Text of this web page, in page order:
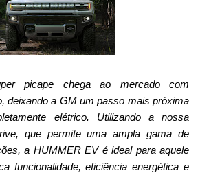
picape chega ao mercado com
deixando a GM um passo mais próxima
elétrico. Utilizando a nossa
que permite uma ampla gama de
a HUMMER EV é ideal para aquele
funcionalidade, eficiência energética e